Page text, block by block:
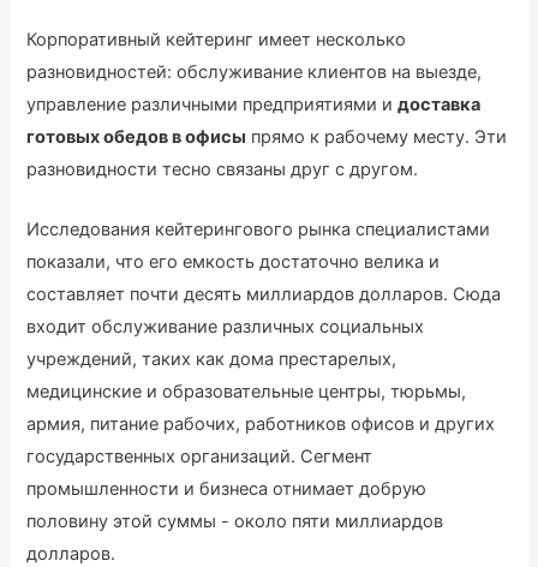
Корпоративный кейтеринг имеет несколько
разновидностей: обслуживание клиентов на выезде,
управление различными предприятиями идоставка
готовых обедов в офисы прямо к рабочему месту. Эти
разновидности тесно связаны друг с другом.
Исследования кейтерингового рынка специалистами
показали, что его емкость достаточно велика и
составляет почти десять миллиардов долларов. Сюда
входит обслуживание различных социальных
учреждений, таких как дома престарелых,
медицинские и образовательные центры, тюрьмы,
армия, питание рабочих, работников офисов и других
государственных организаций. Сегмент
промышленности и бизнеса отнимает добрую
половину этой суммы - около пяти миллиардов
долларов.